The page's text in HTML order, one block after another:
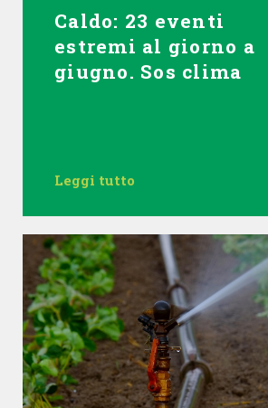
Caldo: 23 eventi
estremi al giorno a
giugno. Sos clima
Leggi tutto